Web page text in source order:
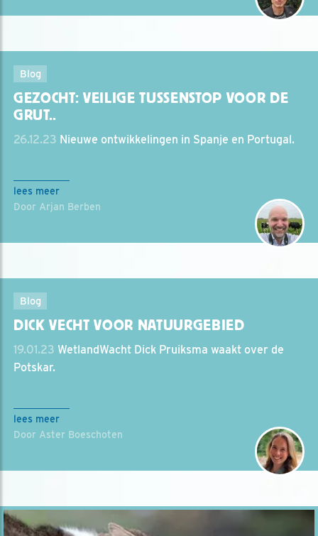
Blog
GEZOCHT: VEILIGE TUSSENSTOP VOOR DE
GRUT..
26.12.23 Nieuwe ontwikkelingen in Spanje en Portugal.
lees meer
Door Arjan Berben
Blog
DICK VECHT VOOR NATUURGEBIED
19.01.23 WetlandWacht Dick Pruiksma waakt over de
Potskar.
lees meer
Door Aster Boeschoten